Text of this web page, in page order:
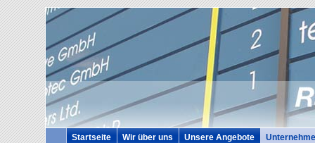
Startseite Wir über uns Unsere Angebote